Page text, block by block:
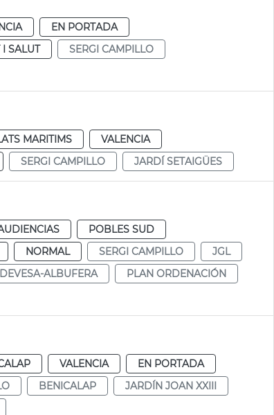
EN PORTADA
SALUT
SERGI CAMPILLO
MARITIMS
VALENCIA
SERGI CAMPILLO JARDÍ SETAIGÜES
POBLES SUD
NORMAL SERGI CAMPILLO
JGL
ALBUFERA
PLAN ORDENACIÓN
VALENCIA
EN PORTADA
BENICALAP
JARDÍN JOAN XXIII